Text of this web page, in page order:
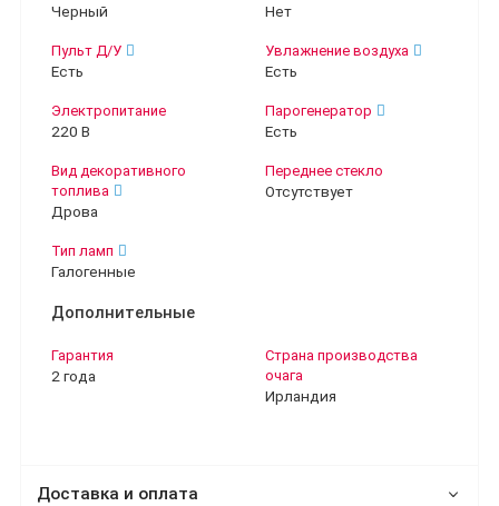
Черный
Пульт Д/У
Есть
Электропитание
220 В
Вид декоративного
топлива
Дрова
Тип ламп
Галогенные
Нет
Увлажнение воздуха
Есть
Парогенератор
Есть
Переднее стекло
Отсутствует
Дополнительные
Гарантия
2 года
Страна производства
очага
Ирландия
Доставка и оплата